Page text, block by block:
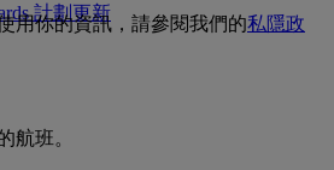
計劃更新
用你的資訊，請參閱我們的私隱政
航班。